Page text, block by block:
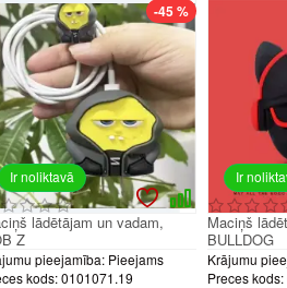
Ir noliktavā
-45 %
pieejamība: Pieejams
kods:0101071.19
lādētājam un vadam,
Z
Ir
Krājumu
Preces kods:
Maciņš
BULLDOG